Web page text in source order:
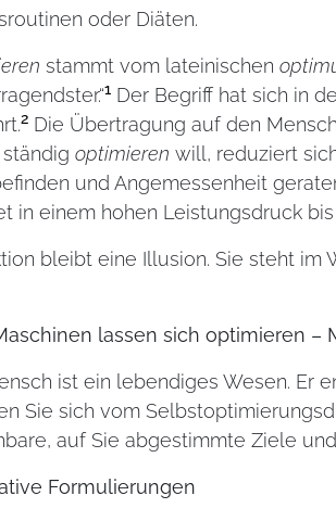
oder Diäten.
stammt vom lateinischen
1 Der Begriff hat sich in
2 Die Übertragung auf den
optimieren will, reduziert
und Angemessenheit
in einem hohen Leistungsdruck
bleibt eine Illusion. Sie steht im
lassen sich optimieren –
ist ein lebendiges Wesen. Er
Sie sich vom
auf Sie abgestimmte Ziele
Formulierungen